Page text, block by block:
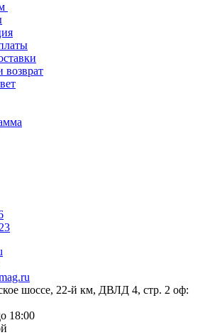
возврат
шоссе, 22-й км, ДВЛД 4, стр. 2 оф:
18:00